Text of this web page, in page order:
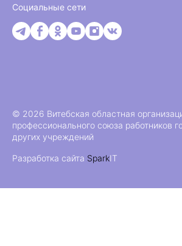
Социальные сети
© 2026 Витебская областная
профессионального союза работников
других учреждений
Разработка сайта SparkIT